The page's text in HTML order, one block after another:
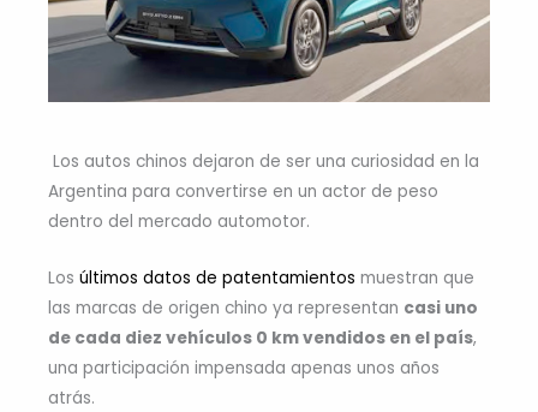
Los autos chinos dejaron de ser una curiosidad en la
Argentina para convertirse en un actor de peso
dentro del mercado automotor.
Los últimos datos de patentamientos muestran que
las marcas de origen chino ya representan casi uno
de cada diez vehículos 0 km vendidos en el país,
una participación impensada apenas unos años
atrás.